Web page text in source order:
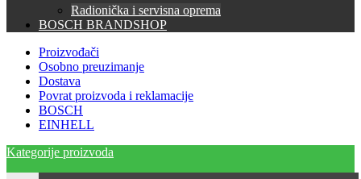
Radionička i servisna oprema
BOSCH BRANDSHOP
Proizvođači
Osobno preuzimanje
Dostava
Povrat proizvoda i reklamacije
BOSCH
EINHELL
Kategorije proizvoda